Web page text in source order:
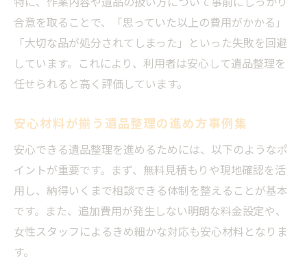
合意を取ることで、「思っていた以上の費用がかかる」
「大切な品が処分されてしまった」といった失敗を回避
しています。これにより、利用者は安心して遺品整理を
任せられると高く評価しています。
安心材料が揃う遺品整理の進め方事例集
安心できる遺品整理を進めるためには、以下のようなポ
イントが重要です。まず、無料見積もりや現地確認を活
用し、納得いくまで相談できる体制を整えることが基本
です。また、追加費用が発生しない明朗な料金設定や、
女性スタッフによるきめ細かな対応も安心材料となりま
す。